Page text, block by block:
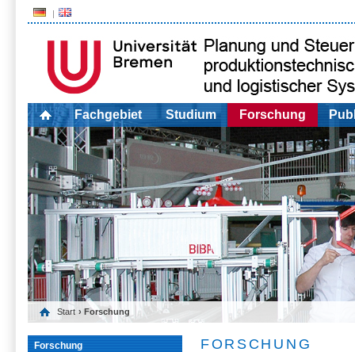
Fachgebiet Studium Forschung
Start › Forschung
Forschung FORSCHUNG